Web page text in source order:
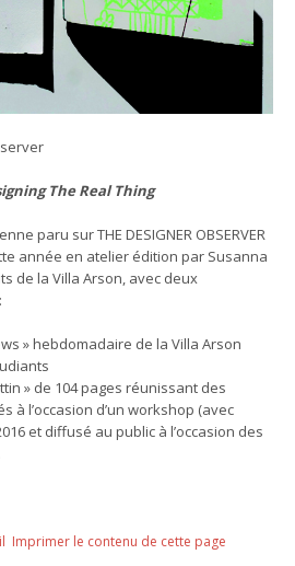
The Real Thing
paru sur THE DESIGNER OBSERVER
année en atelier édition par Susanna
de la Villa Arson, avec deux
» hebdomadaire de la Villa Arson
» de 104 pages réunissant des
à l’occasion d’un workshop (avec
et diffusé au public à l’occasion des
Imprimer le contenu de cette page